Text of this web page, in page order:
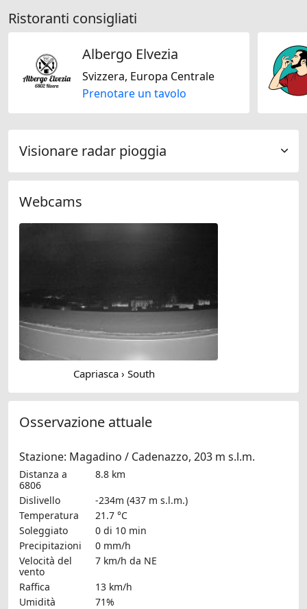
Ristoranti consigliati
Albergo Elvezia
Svizzera, Europa Centrale
Prenotare un tavolo
Visionare radar pioggia
Webcams
Capriasca › South
Osservazione attuale
Stazione: Magadino / Cadenazzo, 203 m s.l.m.
Distanza a
6806
8.8 km
Dislivello
-234m (437 m s.l.m.)
Temperatura
21.7 °C
Soleggiato
0 di 10 min
Precipitazioni
0 mm/h
Velocità del
vento
7 km/h da NE
Raffica
13 km/h
Umidità
71%